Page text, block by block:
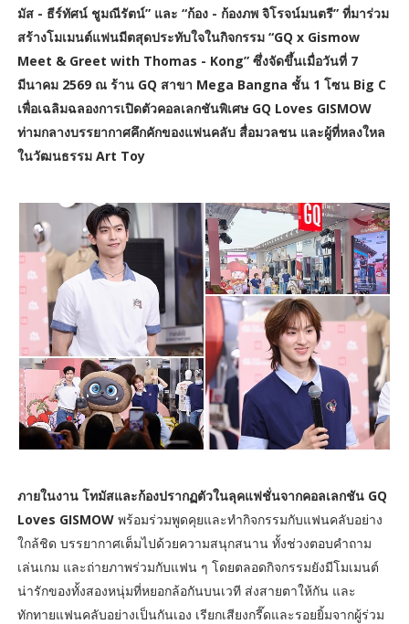
มัส - ธีร์ทัศน์ ชูมณีรัตน์” และ “ก้อง - ก้องภพ จิโรจน์มนตรี” ที่มาร่วม
สร้างโมเมนต์แฟนมีตสุดประทับใจในกิจกรรม “GQ x Gismow
Meet & Greet with Thomas - Kong” ซึ่งจัดขึ้นเมื่อวันที่ 7
มีนาคม 2569 ณ ร้าน GQ สาขา Mega Bangna ชั้น 1 โซน Big C
เพื่อเฉลิมฉลองการเปิดตัวคอลเลกชันพิเศษ GQ Loves GISMOW
ท่ามกลางบรรยากาศคึกคักของแฟนคลับ สื่อมวลชน และผู้ที่หลงใหล
ในวัฒนธรรม Art Toy
ภายในงาน โทมัสและก้องปรากฏตัวในลุคแฟชั่นจากคอลเลกชัน GQ
Loves GISMOWพร้อมร่วมพูดคุยและทำกิจกรรมกับแฟนคลับอย่าง
ใกล้ชิด บรรยากาศเต็มไปด้วยความสนุกสนาน ทั้งช่วงตอบคำถาม
เล่นเกม และถ่ายภาพร่วมกับแฟน ๆ โดยตลอดกิจกรรมยังมีโมเมนต์
น่ารักของทั้งสองหนุ่มที่หยอกล้อกันบนเวที ส่งสายตาให้กัน และ
ทักทายแฟนคลับอย่างเป็นกันเอง เรียกเสียงกรี๊ดและรอยยิ้มจากผู้ร่วม